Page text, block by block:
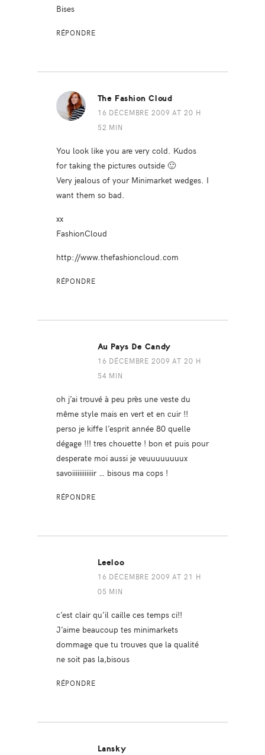
Bises
RÉPONDRE
The Fashion Cloud
16 DÉCEMBRE 2009 AT 20 H
52 MIN
You look like you are very cold. Kudos
for taking the pictures outside 🙂
Very jealous of your Minimarket wedges. I
want them so bad.
xx
FashionCloud
http://www.thefashioncloud.com
RÉPONDRE
Au Pays De Candy
16 DÉCEMBRE 2009 AT 20 H
54 MIN
oh j’ai trouvé à peu près une veste du
même style mais en vert et en cuir !!
perso je kiffe l’esprit année 80 quelle
dégage !!! tres chouette ! bon et puis pour
desperate moi aussi je veuuuuuuuux
savoiiiiiiiiiiiir … bisous ma cops !
RÉPONDRE
Leeloo
16 DÉCEMBRE 2009 AT 21 H
05 MIN
c’est clair qu’il caille ces temps ci!!
J’aime beaucoup tes minimarkets
dommage que tu trouves que la qualité
ne soit pas la,bisous
RÉPONDRE
Lansky